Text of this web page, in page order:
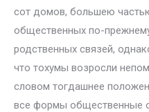
сот домов, большею
общественных по-
родственных связей,
что тохумы возросли
словом тогдашнее
все формы общественные